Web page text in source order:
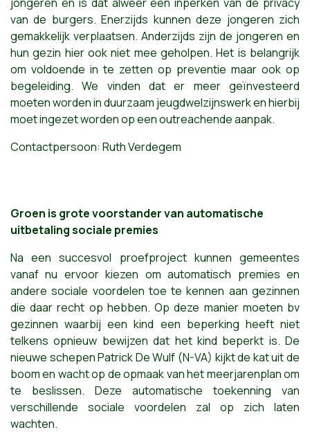
van de burgers. Enerzijds kunnen deze jongeren zich
gemakkelijk verplaatsen. Anderzijds zijn de jongeren en
hun gezin hier ook niet mee geholpen. Het is belangrijk
om voldoende in te zetten op preventie maar ook op
begeleiding. We vinden dat er meer geïnvesteerd
moeten worden in duurzaam jeugdwelzijnswerk en hierbij
moet ingezet worden op een outreachende aanpak.
Contactpersoon: Ruth Verdegem
Groen is grote voorstander van automatische
uitbetaling sociale premies
Na een succesvol proefproject kunnen gemeentes
vanaf nu ervoor kiezen om automatisch premies en
andere sociale voordelen toe te kennen aan gezinnen
die daar recht op hebben. Op deze manier moeten bv
gezinnen waarbij een kind een beperking heeft niet
telkens opnieuw bewijzen dat het kind beperkt is. De
nieuwe schepen Patrick De Wulf (N-VA) kijkt de kat uit de
boom en wacht op de opmaak van het meerjarenplan om
te beslissen. Deze automatische toekenning van
verschillende sociale voordelen zal op zich laten
wachten.